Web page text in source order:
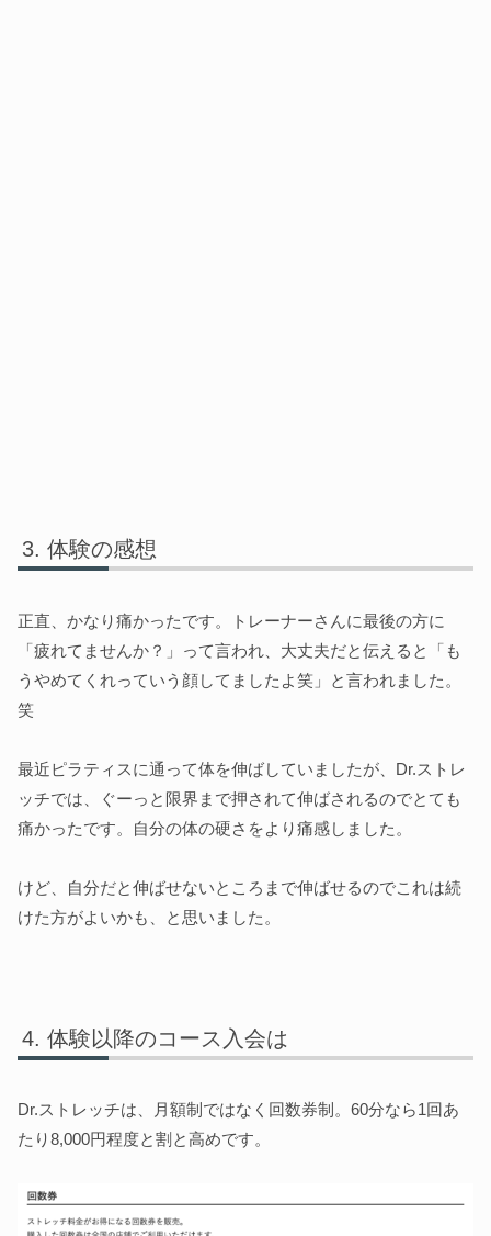
体験の感想
正直、かなり痛かったです。トレーナーさんに最後の方に
「疲れてませんか？」って言われ、大丈夫だと伝えると「も
うやめてくれっていう顔してましたよ笑」と言われました。
笑
最近ピラティスに通って体を伸ばしていましたが、Dr.ストレ
ッチでは、ぐーっと限界まで押されて伸ばされるのでとても
痛かったです。自分の体の硬さをより痛感しました。
けど、自分だと伸ばせないところまで伸ばせるのでこれは続
けた方がよいかも、と思いました。
体験以降のコース入会は
Dr.ストレッチは、月額制ではなく回数券制。60分なら1回あ
たり8,000円程度と割と高めです。